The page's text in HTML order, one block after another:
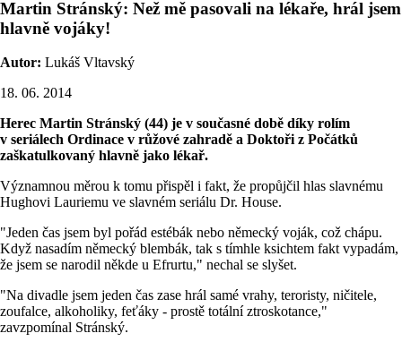
Martin Stránský: Než mě pasovali na lékaře, hrál jsem
hlavně vojáky!
Autor: Lukáš Vltavský
18. 06. 2014
Herec Martin Stránský (44) je v současné době díky rolím
v seriálech Ordinace v růžové zahradě a Doktoři z Počátků
zaškatulkovaný hlavně jako lékař.
Významnou měrou k tomu přispěl i fakt, že propůjčil hlas slavnému
Hughovi Lauriemu ve slavném seriálu Dr. House.
"Jeden čas jsem byl pořád estébák nebo německý voják, což chápu.
Když nasadím německý blembák, tak s tímhle ksichtem fakt vypadám,
že jsem se narodil někde u Efrurtu," nechal se slyšet.
"Na divadle jsem jeden čas zase hrál samé vrahy, teroristy, ničitele,
zoufalce, alkoholiky, feťáky - prostě totální ztroskotance,"
zavzpomínal Stránský.